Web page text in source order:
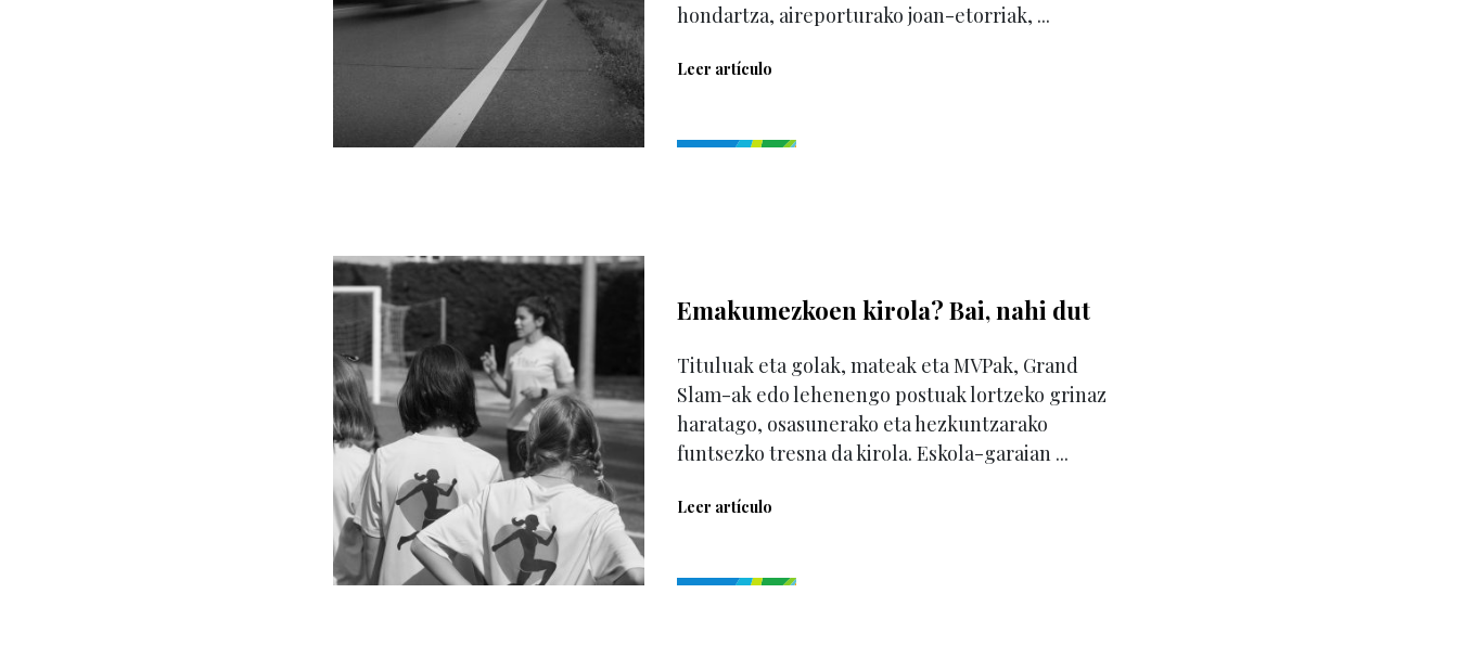
hondartza, aireporturako joan-etorriak, ...
Leer artículo
Emakumezkoen kirola? Bai, nahi dut
Tituluak eta golak, mateak eta MVPak, Grand
Slam-ak edo lehenengo postuak lortzeko grinaz
haratago, osasunerako eta hezkuntzarako
funtsezko tresna da kirola. Eskola-garaian ...
Leer artículo